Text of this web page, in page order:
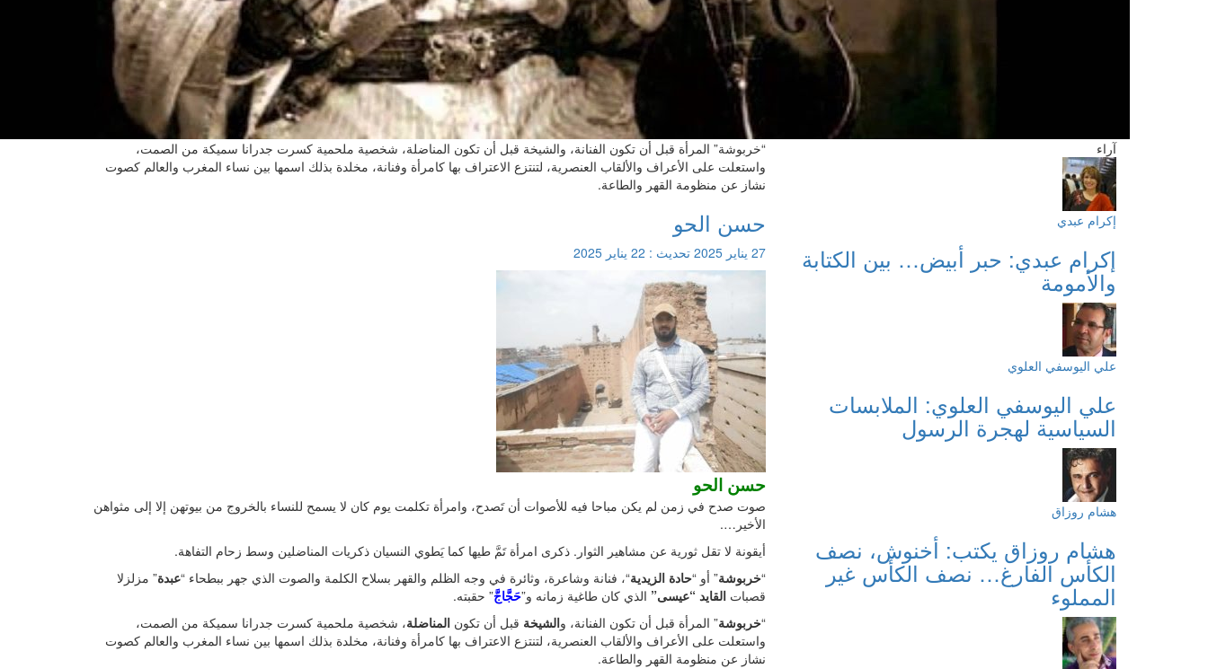
“خربوشة” المرأة قبل أن تكون الفنانة، والشيخة قبل أن تكون المناضلة، شخصية ملحمية كسرت جدرانا سميكة من الصمت،
واستعلت على الأعراف والألقاب العنصرية، لتنتزع الاعتراف بها كامرأة وفنانة، مخلدة بذلك اسمها بين نساء المغرب والعالم كصوت
نشاز عن منظومة القهر والطاعة.
حسن الحو
27 يناير 2025 تحديث : 22 يناير 2025
حسن الحو
صوت صدح في زمن لم يكن مباحا فيه للأصوات أن تَصدح، وامرأة تكلمت يوم كان لا يسمح للنساء بالخروج من بيوتهن إلا إلى مثواهن
الأخير….
أيقونة لا تقل ثورية عن مشاهير الثوار. ذكرى امرأة تَمَّ طيها كما يَطوي النسيان ذكريات المناضلين وسط زحام التفاهة.
“خربوشة” أو “حادة الزيدية“، فنانة وشاعرة، وثائرة في وجه الظلم والقهر بسلاح الكلمة والصوت الذي جهر ببطحاء “عبدة” مزلزلا
قصبات القايد “عيسى” الذي كان طاغية زمانه و”حَجَّاجَّ” حقبته.
“خربوشة” المرأة قبل أن تكون الفنانة، والشيخة قبل أن تكون المناضلة، شخصية ملحمية كسرت جدرانا سميكة من الصمت،
واستعلت على الأعراف والألقاب العنصرية، لتنتزع الاعتراف بها كامرأة وفنانة، مخلدة بذلك اسمها بين نساء المغرب والعالم كصوت
نشاز عن منظومة القهر والطاعة.
آراء
إكرام عبدي
إكرام عبدي: حبر أبيض… بين الكتابة
والأمومة
علي اليوسفي العلوي
علي اليوسفي العلوي: الملابسات
السياسية لهجرة الرسول
هشام روزاق
هشام روزاق يكتب: أخنوش، نصف
الكأس الفارغ… نصف الكأس غير
المملوء